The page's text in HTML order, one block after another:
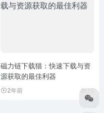
磁力链下载猫：快速下载与资
源获取的最佳利器
2年前 10